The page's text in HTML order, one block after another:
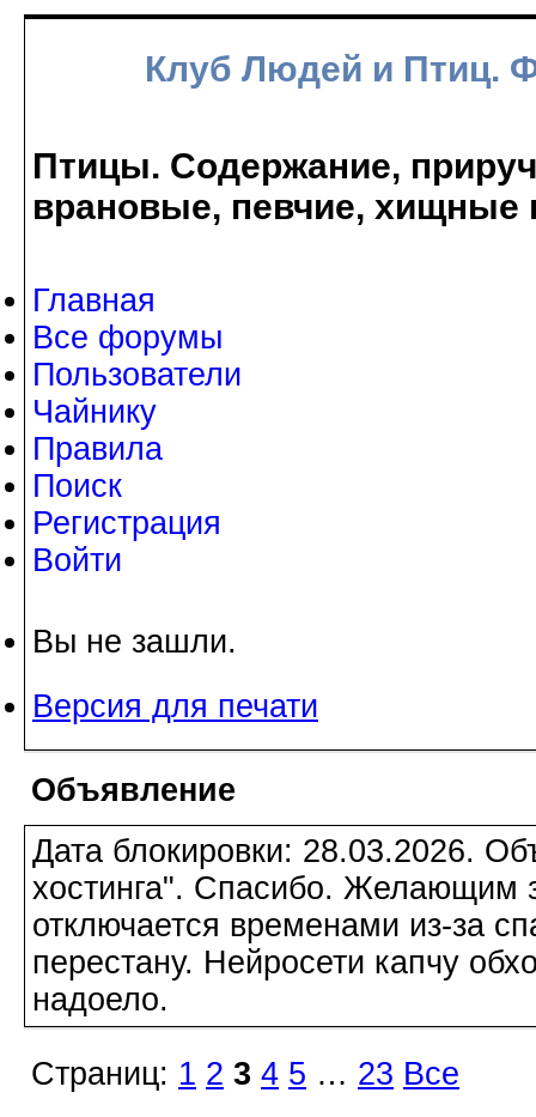
Клуб Людей и Птиц.
Птицы. Содержание,
врановые, певчие, хищные
Главная
Все форумы
Пользователи
Чайнику
Правила
Поиск
Регистрация
Войти
Вы не зашли.
Версия для печати
Объявление
Дата блокировки: 28.03.2026.
хостинга". Спасибо. Желающим
отключается временами из-за
перестану. Нейросети капчу
надоело.
Страниц: 1 2 3 4 5 … 23 Все